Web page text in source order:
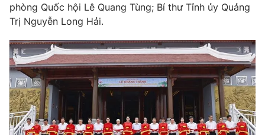
Sản phẩm
Thị trường
Tư vấn
Lịch phát sóng
Chuyên mục khác
Emagazine Podcast
Photo Infographic
phòng Quốc hội Lê Quang Tùng; Bí thư Tỉnh ủy Quảng
Trị Nguyễn Long Hải.